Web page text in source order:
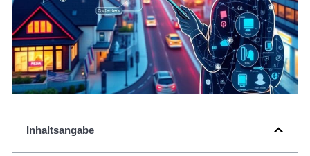
Inhaltsangabe